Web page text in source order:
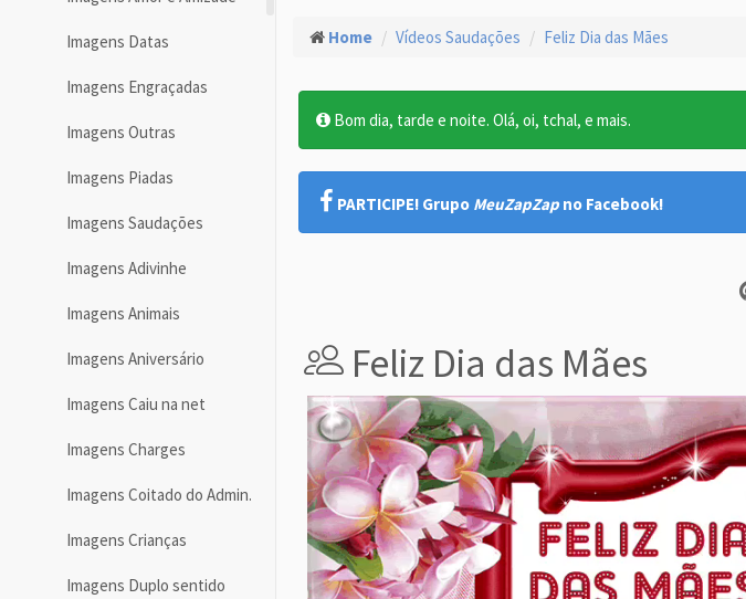
Imagens Datas
Imagens Engraçadas
Imagens Outras
Imagens Piadas
Imagens Saudações
Imagens Adivinhe
Imagens Animais
Imagens Aniversário
Imagens Caiu na net
Imagens Charges
Imagens Coitado do Admin.
Imagens Crianças
Imagens Duplo sentido
Home Vídeos Saudações Feliz Dia das Mães
Bom dia, tarde e noite. Olá, oi, tchal, e mais.
PARTICIPE! Grupo MeuZapZap no Facebook!
Feliz Dia das Mães